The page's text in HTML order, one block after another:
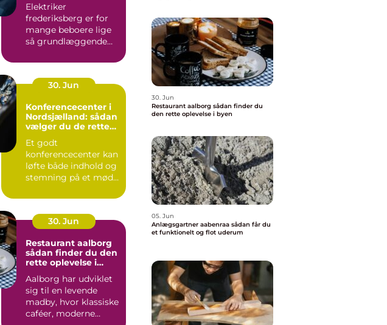
Elektriker
frederiksberg er for
mange beboere lige
så grundlæggende
varmekilder og...
30. Jun
Konferencecenter i
Nordsjælland: sådan
vælger du de rette
Et godt
konferencecenter kan
løfte både indhold og
stemning på et møde.
30. Jun
Restaurant aalborg
sådan finder du den
rette oplevelse i
Aalborg har udviklet
sig til en levende
madby, hvor klassiske
caféer, moderne
30. Jun
Restaurant aalborg sådan finder du
den rette oplevelse i byen
05. Jun
Anlægsgartner aabenraa sådan får du
et funktionelt og flot uderum